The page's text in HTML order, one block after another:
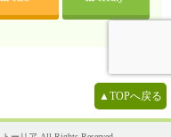
▲TOPへ戻る